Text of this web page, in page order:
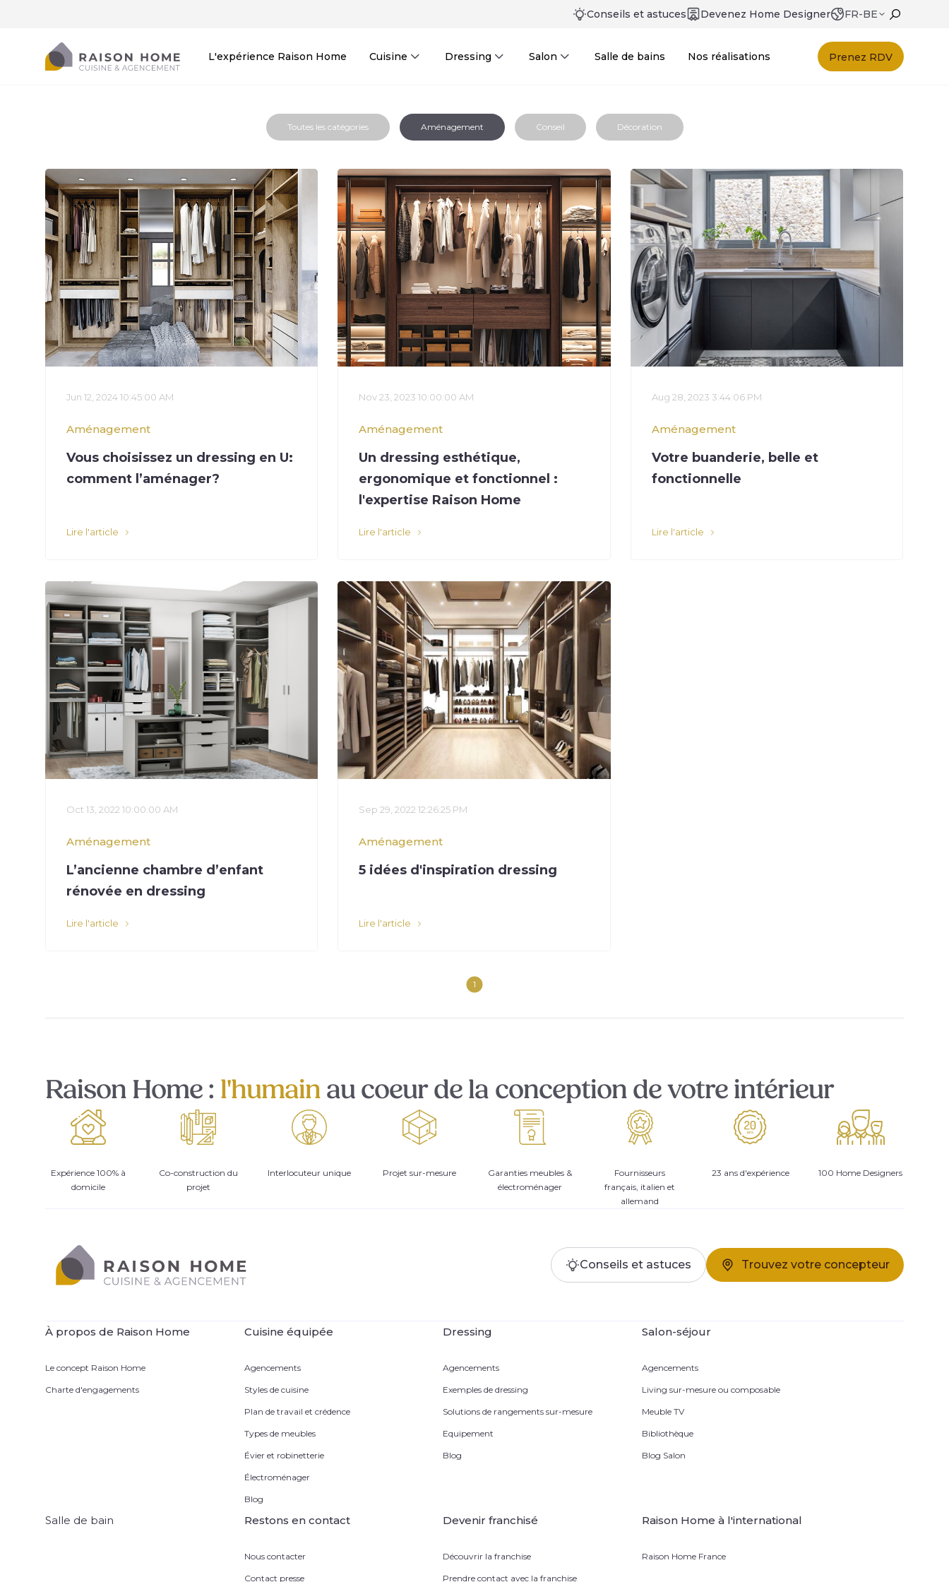
Conseils et astuces Devenez Home Designer FR-BE
L'expérience Raison Home Cuisine Dressing Salon Salle de bains Nos réalisations Prenez RDV
Toutes les catégories Aménagement Conseil Décoration
Jun 12, 2024 10:45:00 AM
Aménagement
Vous choisissez un dressing en U:
comment l’aménager?
Lire l'article
Nov 23, 2023 10:00:00 AM
Aménagement
Un dressing esthétique,
ergonomique et fonctionnel :
l'expertise Raison Home
Lire l'article
Aug 28, 2023 3:44:06 PM
Aménagement
Votre buanderie, belle et
fonctionnelle
Lire l'article
Oct 13, 2022 10:00:00 AM
Aménagement
L’ancienne chambre d’enfant
rénovée en dressing
Lire l'article
Sep 29, 2022 12:26:25 PM
Aménagement
5 idées d'inspiration dressing
Lire l'article
1
Raison Home : l'humainau coeur de la conception de votre intérieur
Expérience 100% à
domicile
Co-construction du
projet
Interlocuteur unique Projet sur-mesure
Garanties meubles &
électroménager
Fournisseurs
français, italien et
allemand
23 ans d'expérience 100 Home Designers
Conseils et astuces Trouvez votre concepteur
À propos de Raison Home
Le concept Raison Home
Charte d'engagements
Cuisine équipée
Agencements
Styles de cuisine
Plan de travail et crédence
Types de meubles
Évier et robinetterie
Électroménager
Blog
Dressing
Agencements
Exemples de dressing
Solutions de rangements sur-mesure
Equipement
Blog
Salon-séjour
Agencements
Living sur-mesure ou composable
Meuble TV
Bibliothèque
Blog Salon
Salle de bain Restons en contact
Nous contacter
Contact presse
Devenir franchisé
Découvrir la franchise
Prendre contact avec la franchise
Raison Home à l'international
Raison Home France